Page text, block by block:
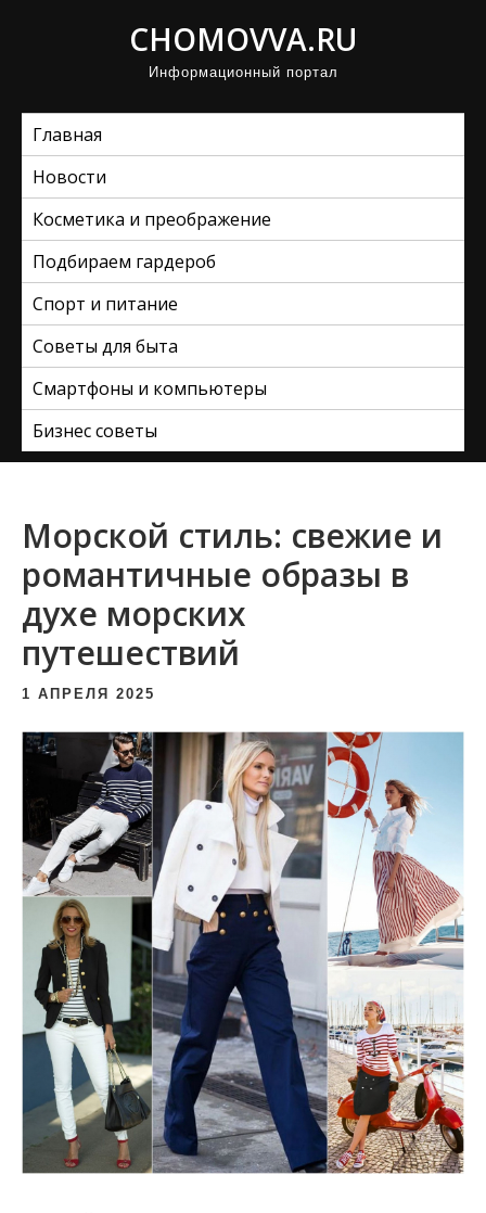
CHOMOVVA.RU
Информационный портал
Главная
Новости
Косметика и преображение
Подбираем гардероб
Спорт и питание
Советы для быта
Смартфоны и компьютеры
Бизнес советы
Морской стиль: свежие и
романтичные образы в
духе морских
путешествий
1 АПРЕЛЯ 2025